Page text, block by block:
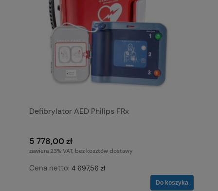
Defibrylator AED Philips FRx
5 778,00 zł
zawiera 23% VAT, bez kosztów dostawy
Cena netto: 4 697,56 zł
Do koszyka